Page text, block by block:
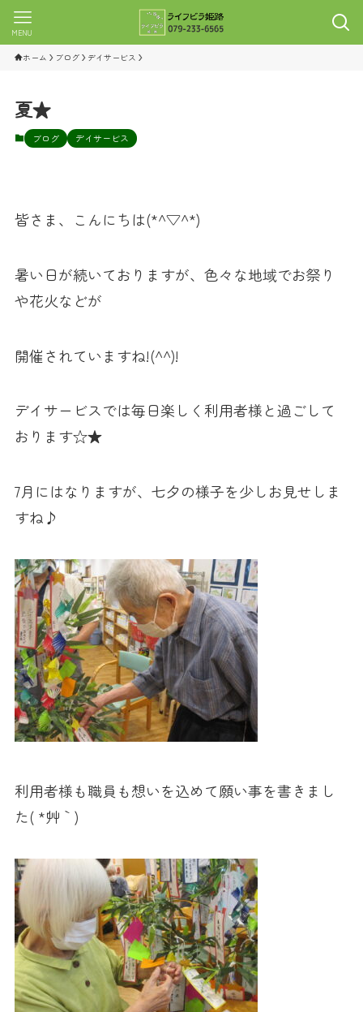
MENU
ホーム ブログ デイサービス
夏★
ブログ デイサービス
皆さま、こんにちは(*^▽^*)
暑い日が続いておりますが、色々な地域でお祭り
や花火などが
開催されていますね!(^^)!
デイサービスでは毎日楽しく利用者様と過ごして
おります☆★
7月にはなりますが、七夕の様子を少しお見せしま
すね♪
利用者様も職員も想いを込めて願い事を書きまし
た( *´艸｀)